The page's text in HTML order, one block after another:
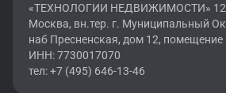
«ТЕХНОЛОГИИ НЕДВИЖИМОСТИ»
Москва, вн.тер. г. Муниципальный
наб Пресненская, дом 12, помещение
ИНН: 7730017070
тел: +7 (495) 646-13-46